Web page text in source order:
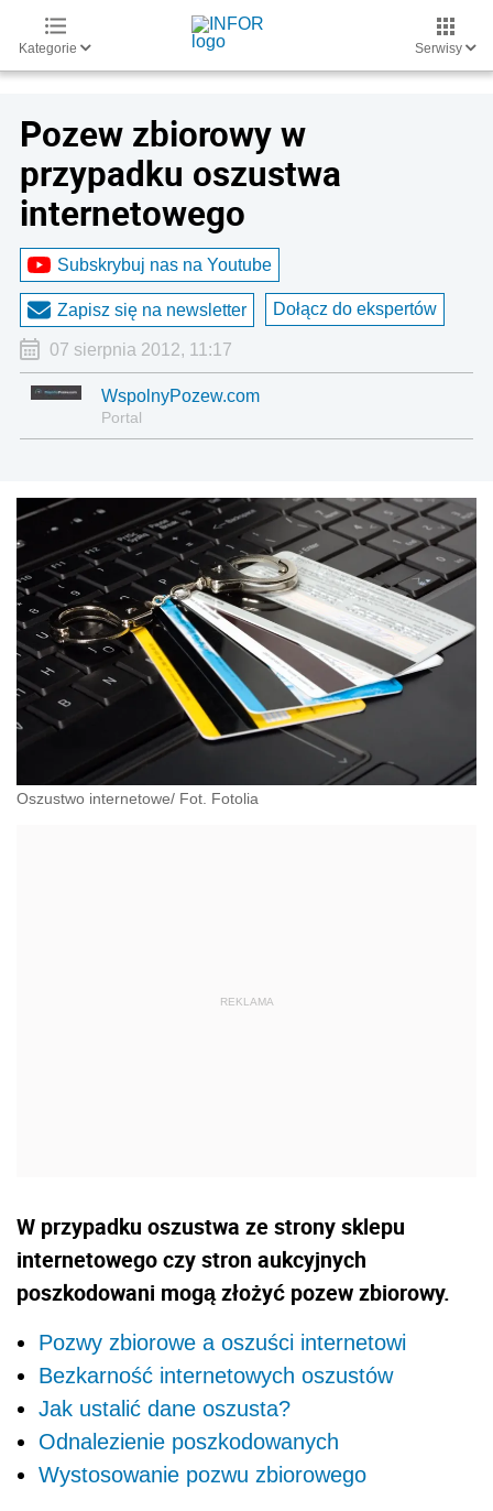
Kategorie Serwisy
Pozew zbiorowy w
przypadku oszustwa
internetowego
Subskrybuj nas na Youtube
Zapisz się na newsletter Dołącz do ekspertów
07 sierpnia 2012, 11:17
WspolnyPozew.com
Portal
Oszustwo internetowe/ Fot. Fotolia
W przypadku oszustwa ze strony sklepu
internetowego czy stron aukcyjnych
poszkodowani mogą złożyć pozew zbiorowy.
Pozwy zbiorowe a oszuści internetowi
Bezkarność internetowych oszustów
Jak ustalić dane oszusta?
Odnalezienie poszkodowanych
Wystosowanie pozwu zbiorowego